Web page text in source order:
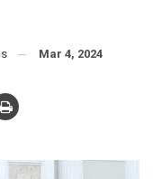
Mar 4, 2024